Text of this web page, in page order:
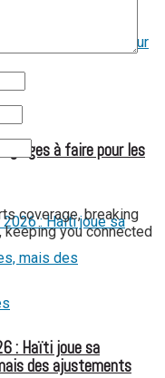
: Haïti joue sa
à faire pour les
des ajustements
coverage, breaking
you connected